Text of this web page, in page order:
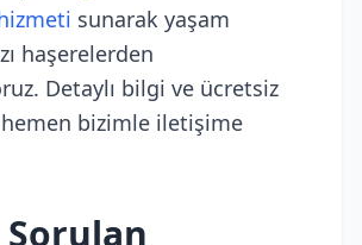
sunarak yaşam
haşerelerden
Detaylı bilgi ve ücretsiz
bizimle iletişime
Sorulan